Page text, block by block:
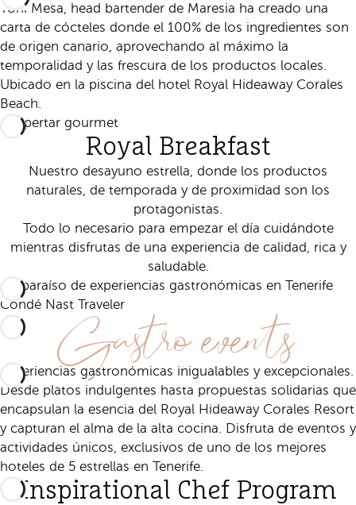
Yoni Mesa, head bartender de Maresia ha creado una
carta de cócteles donde el 100% de los ingredientes son
de origen canario, aprovechando al máximo la
temporalidad y las frescura de los productos locales.
Ubicado en la piscina del hotel Royal Hideaway Corales
Beach.
Despertar gourmet
Royal Breakfast
Nuestro desayuno estrella, donde los productos
naturales, de temporada y de proximidad son los
protagonistas.
Todo lo necesario para empezar el día cuidándote
mientras disfrutas de una experiencia de calidad, rica y
saludable.
Un paraíso de experiencias gastronómicas en Tenerife
Condé Nast TravelerGastro events
Experiencias gastronómicas inigualables y excepcionales.
Desde platos indulgentes hasta propuestas solidarias que
encapsulan la esencia del Royal Hideaway Corales Resort
y capturan el alma de la alta cocina. Disfruta de eventos y
actividades únicos, exclusivos de uno de los mejores
hoteles de 5 estrellas en Tenerife.
Inspirational Chef Program